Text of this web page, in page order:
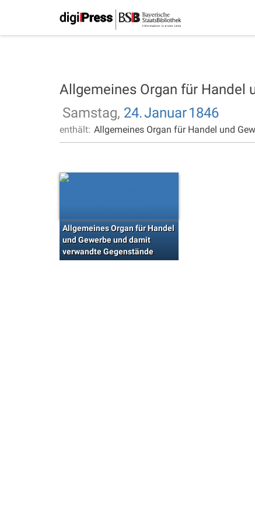
Allgemeines Organ für Handel
Samstag, 24.Januar1846
enthält: Allgemeines Organ für Handel und
Allgemeines Organ für Handel
und Gewerbe und damit
verwandte Gegenstände